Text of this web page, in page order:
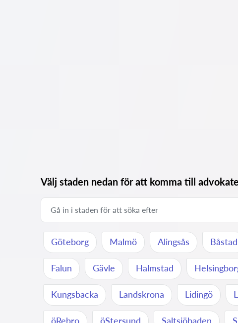
Välj staden nedan för att komma till
Göteborg Malmö Alingsås Båstad
Falun Gävle Halmstad
Kungsbacka Landskrona Lidingö
öRebro öStersund Saltsjöbaden